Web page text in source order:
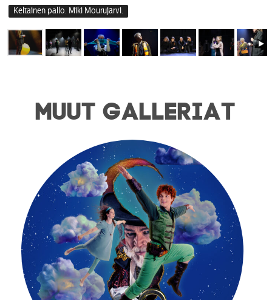
Keltainen pallo. Miki Mourujärvi.
MUUT GALLERIAT